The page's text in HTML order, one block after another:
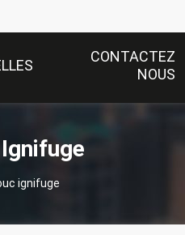
CONTACTEZ
NOUS
ignifuge